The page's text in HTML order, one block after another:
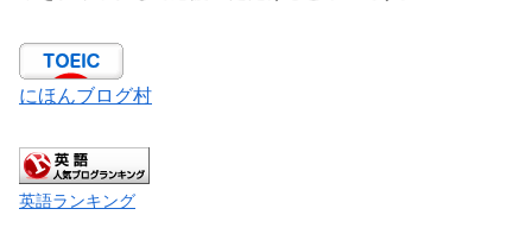
にほんブログ村
英語ランキング